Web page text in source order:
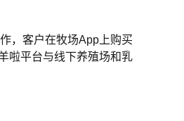
，客户在牧场App上购买
啦平台与线下养殖场和乳